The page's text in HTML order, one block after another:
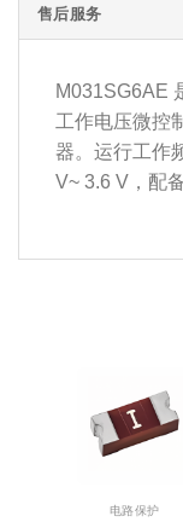
售后服务
M031SG6AE
工作电压微控
器。运行工作
V~ 3.6 V，配
电路保护